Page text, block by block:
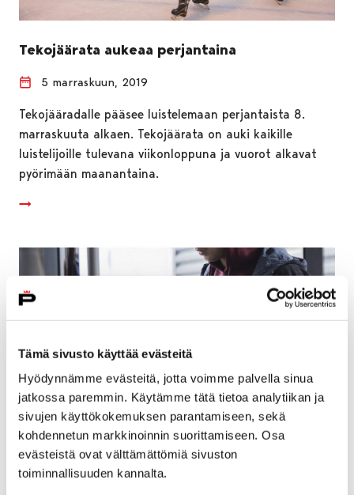
Tämä sivusto käyttää evästeitä
Hyödynnämme evästeitä, jotta voimme palvella sinua
jatkossa paremmin. Käytämme tätä tietoa analytiikan ja
sivujen käyttökokemuksen parantamiseen, sekä
kohdennetun markkinoinnin suorittamiseen. Osa
evästeistä ovat välttämättömiä sivuston
toiminnallisuuden kannalta.
Tekojäärata aukeaa perjantaina
5 marraskuun, 2019
Tekojääradalle pääsee luistelemaan perjantaista 8.
marraskuuta alkaen. Tekojäärata on auki kaikille
luistelijoille tulevana viikonloppuna ja vuorot alkavat
pyörimään maanantaina.
Joukkoliikennejaosto hyväksyi lippu-